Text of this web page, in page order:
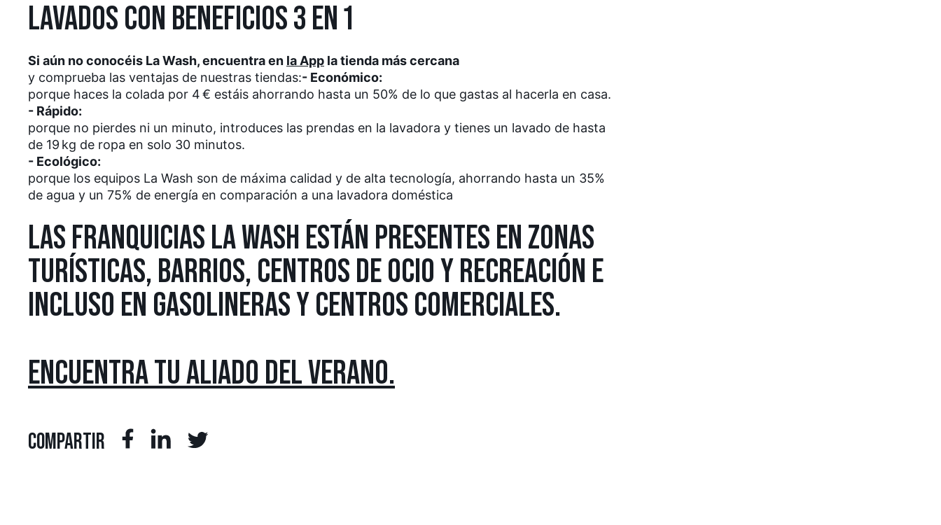
LAVADOS CON BENEFICIOS 3 EN 1
Si aún no conocéis La Wash, encuentra en la App la tienda más cercana
y comprueba las ventajas de nuestras tiendas:- Económico:
porque haces la colada por 4 € estáis ahorrando hasta un 50% de lo que gastas al hacerla en casa.
- Rápido:
porque no pierdes ni un minuto, introduces las prendas en la lavadora y tienes un lavado de hasta
de 19 kg de ropa en solo 30 minutos.
- Ecológico:
porque los equipos La Wash son de máxima calidad y de alta tecnología, ahorrando hasta un 35%
de agua y un 75% de energía en comparación a una lavadora doméstica
LAS FRANQUICIAS LA WASH ESTÁN PRESENTES EN ZONAS
TURÍSTICAS, BARRIOS, CENTROS DE OCIO Y RECREACIÓN E
INCLUSO EN GASOLINERAS Y CENTROS COMERCIALES.
ENCUENTRA TU ALIADO DEL VERANO.
COMPARTIR